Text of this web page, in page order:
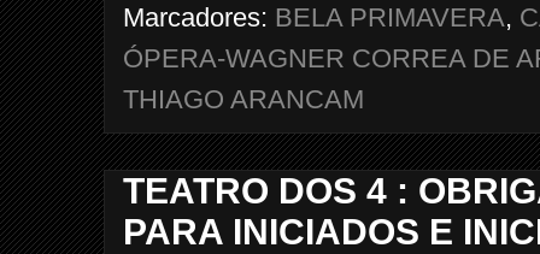
Marcadores: BELA PRIMAVERA,
ÓPERA-WAGNER CORREA DE
THIAGO ARANCAM
TEATRO DOS 4 :
PARA INICIADOS E